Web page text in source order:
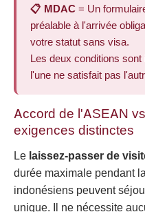
📋 MDAC = Un
préalable à l'arrivée
votre statut sans visa.
Les deux conditions sont
l'une ne satisfait pas
Accord de l'ASEAN
exigences distinctes
Le laissez-passer de
durée maximale pendant
indonésiens peuvent
unique. Il ne nécessite